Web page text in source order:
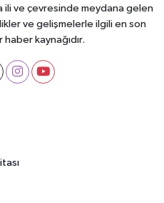
ve çevresinde meydana gelen
ve gelişmelerle ilgili en son
kaynağıdır.